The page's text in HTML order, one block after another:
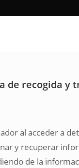
de recogida y
al acceder a
y recuperar
de la